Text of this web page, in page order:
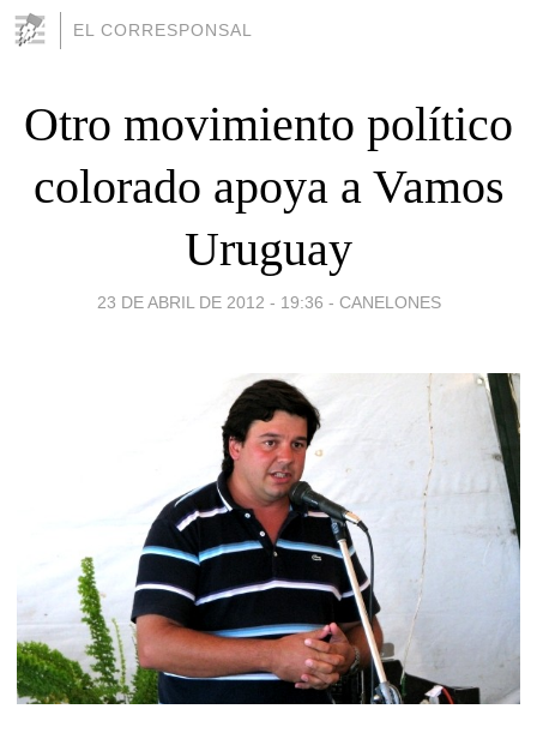
EL CORRESPONSAL
Otro movimiento político
colorado apoya a Vamos
Uruguay
23 DE ABRIL DE 2012 - 19:36 - CANELONES